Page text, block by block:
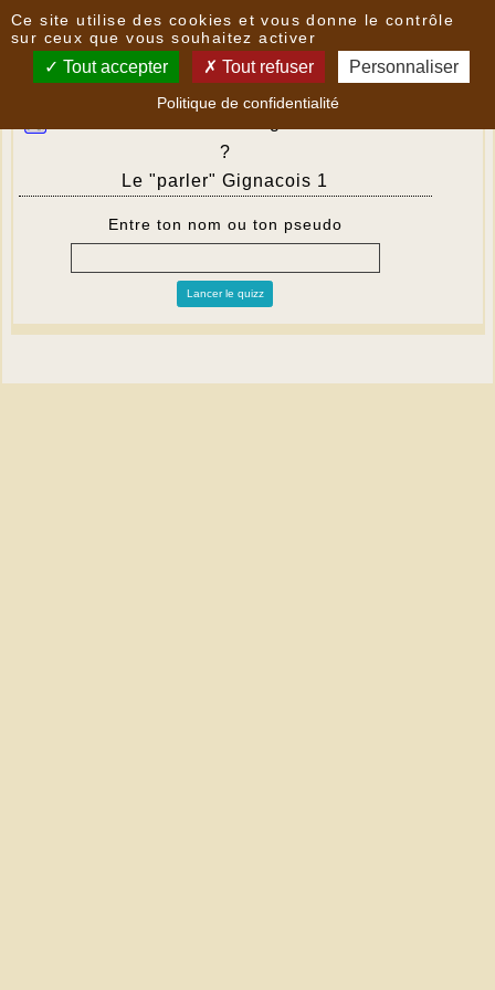
QCM simple -
Ce site utilise des cookies et vous donne le contrôle
sur ceux que vous souhaitez activer
Tout accepter Tout refuser Personnaliser
Politique de confidentialité